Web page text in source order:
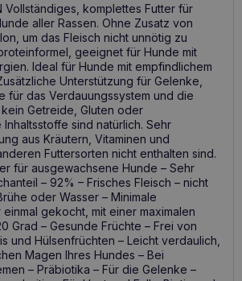
Vollständiges, komplettes Futter für
aller Rassen. Ohne Zusatz von
um das Fleisch nicht unnötig zu
geeignet für Hunde mit
Ideal für Hunde mit empfindlichem
Unterstützung für Gelenke,
für das Verdauungssystem und die
Getreide, Gluten oder
sind natürlich. Sehr
aus Kräutern, Vitaminen und
Futtersorten nicht enthalten sind.
für ausgewachsene Hunde – Sehr
– 92% – Frisches Fleisch – nicht
oder Wasser – Minimale
gekocht, mit einer maximalen
Grad – Gesunde Früchte – Frei von
und Hülsenfrüchten – Leicht verdaulich,
Magen Ihres Hundes – Bei
– Präbiotika – Für die Gelenke –